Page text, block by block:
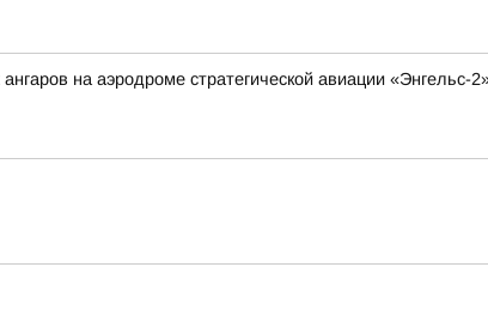
на аэродроме стратегической авиации «Энгельс-